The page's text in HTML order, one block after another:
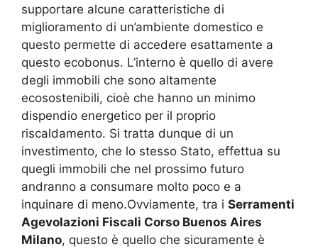
supportare alcune caratteristiche di
miglioramento di un’ambiente domestico e
questo permette di accedere esattamente a
questo ecobonus. L’interno è quello di avere
degli immobili che sono altamente
ecosostenibili, cioè che hanno un minimo
dispendio energetico per il proprio
riscaldamento. Si tratta dunque di un
investimento, che lo stesso Stato, effettua su
quegli immobili che nel prossimo futuro
andranno a consumare molto poco e a
inquinare di meno.Ovviamente, tra i Serramenti
Agevolazioni Fiscali Corso Buenos Aires
Milano, questo è quello che sicuramente è